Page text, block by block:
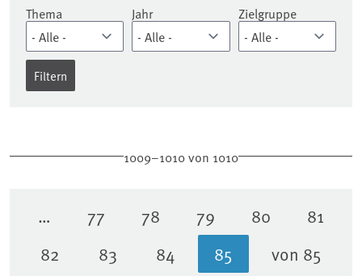
Thema Jahr Zielgruppe
1009–1010 von 1010
… Seite
77 Seite
78 Seite
79 Seite
80 Seite
81
Seite
82 Seite
83 Seite
84 Aktuelle Seite
85 von 85